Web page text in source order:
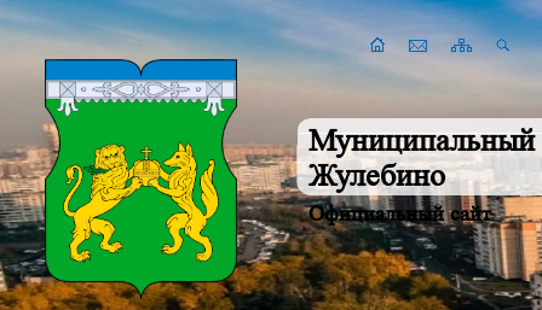
Муниципальный
Жулебино
Официальный сайт